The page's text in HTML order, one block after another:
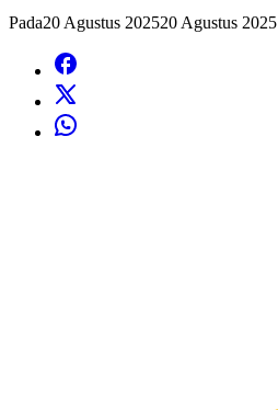
Pada20 Agustus 202520 Agustus 2025